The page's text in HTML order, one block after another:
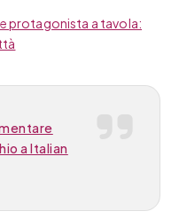
protagonista a tavola:
a Italian